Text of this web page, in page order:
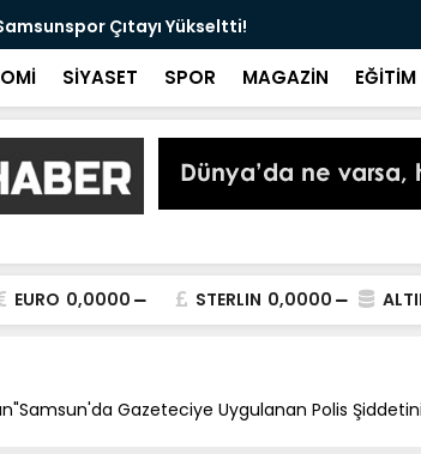
Çıtayı Yükseltti!
SİYASET SPOR MAGAZİN EĞİTİM
EURO 0,0000 STERLIN 0,0000
Gazeteciye Uygulanan Polis Şiddetini